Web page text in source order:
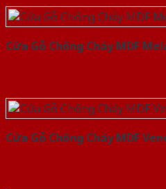
Cửa Gỗ Chống Cháy MDF
Cửa Gỗ Chống Cháy MDF